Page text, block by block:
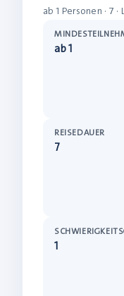
ab 1 Personen · 7 ·
ab 1
REISEDAUER
7
1